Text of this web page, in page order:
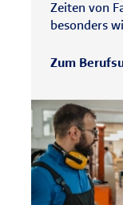
Zeiten von
besonders
Zum